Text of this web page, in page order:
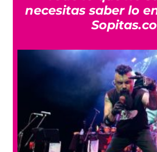
necesitas saber lo